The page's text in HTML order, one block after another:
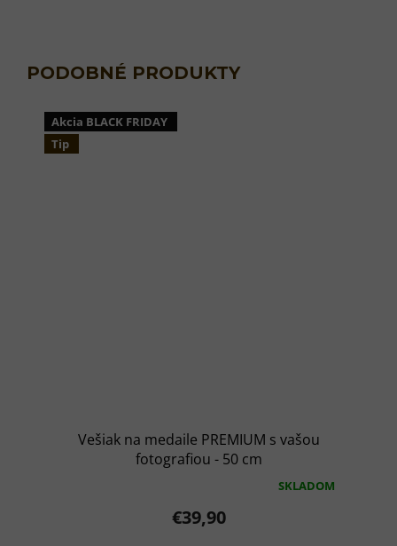
Akcia BLACK FRIDAY
Tip
Vešiak na medaile PREMIUM s vašou
fotografiou - 50 cm
SKLADOM
€39,90